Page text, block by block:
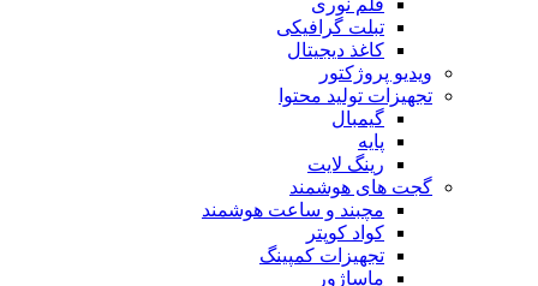
قلم نوری
تبلت گرافیکی
کاغذ دیجیتال
ویدیو پروژکتور
تجهیزات تولید محتوا
گیمبال
پایه
رینگ لایت
گجت های هوشمند
مچبند و ساعت هوشمند
کواد کوپتر
تجهیزات کمپینگ
ماساژور